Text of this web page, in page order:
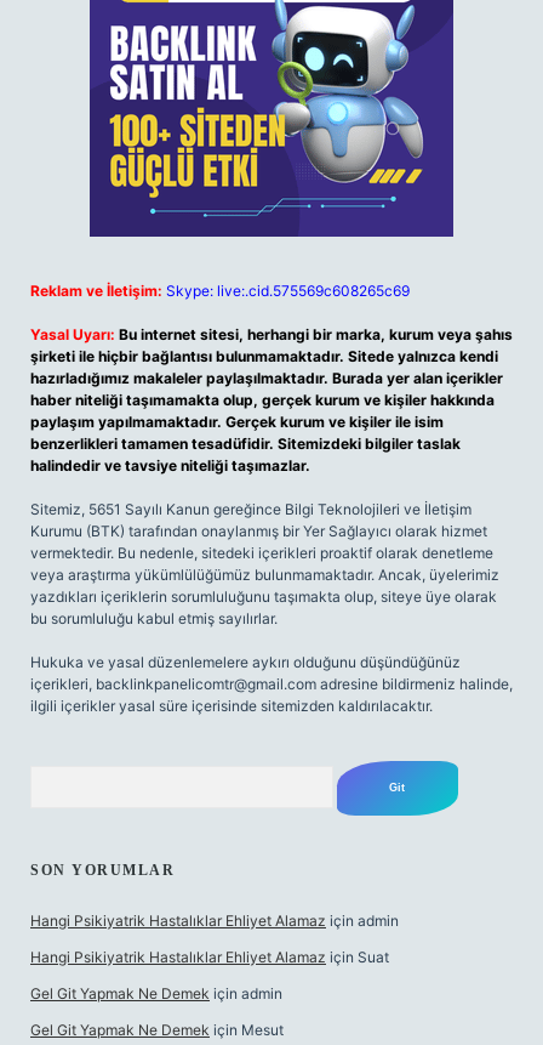
Reklam ve İletişim: Skype: live:.cid.575569c608265c69
Yasal Uyarı: Bu internet sitesi, herhangi bir marka, kurum veya şahıs
şirketi ile hiçbir bağlantısı bulunmamaktadır. Sitede yalnızca kendi
hazırladığımız makaleler paylaşılmaktadır. Burada yer alan içerikler
haber niteliği taşımamakta olup, gerçek kurum ve kişiler hakkında
paylaşım yapılmamaktadır. Gerçek kurum ve kişiler ile isim
benzerlikleri tamamen tesadüfidir. Sitemizdeki bilgiler taslak
halindedir ve tavsiye niteliği taşımazlar.
Sitemiz, 5651 Sayılı Kanun gereğince Bilgi Teknolojileri ve İletişim
Kurumu (BTK) tarafından onaylanmış bir Yer Sağlayıcı olarak hizmet
vermektedir. Bu nedenle, sitedeki içerikleri proaktif olarak denetleme
veya araştırma yükümlülüğümüz bulunmamaktadır. Ancak, üyelerimiz
yazdıkları içeriklerin sorumluluğunu taşımakta olup, siteye üye olarak
bu sorumluluğu kabul etmiş sayılırlar.
Hukuka ve yasal düzenlemelere aykırı olduğunu düşündüğünüz
içerikleri, backlinkpanelicomtr@gmail.com adresine bildirmeniz halinde,
ilgili içerikler yasal süre içerisinde sitemizden kaldırılacaktır.
SON YORUMLAR
Hangi Psikiyatrik Hastalıklar Ehliyet Alamaz için admin
Hangi Psikiyatrik Hastalıklar Ehliyet Alamaz için Suat
Gel Git Yapmak Ne Demek için admin
Gel Git Yapmak Ne Demek için Mesut